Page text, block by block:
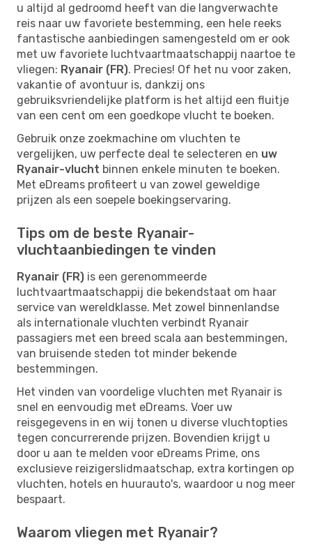
u altijd al gedroomd heeft van die langverwachte
reis naar uw favoriete bestemming, een hele reeks
fantastische aanbiedingen samengesteld om er ook
met uw favoriete luchtvaartmaatschappij naartoe te
vliegen: Ryanair (FR). Precies! Of het nu voor zaken,
vakantie of avontuur is, dankzij ons
gebruiksvriendelijke platform is het altijd een fluitje
van een cent om een goedkope vlucht te boeken.
Gebruik onze zoekmachine om vluchten te
vergelijken, uw perfecte deal te selecteren en uw
Ryanair-vlucht binnen enkele minuten te boeken.
Met eDreams profiteert u van zowel geweldige
prijzen als een soepele boekingservaring.
Tips om de beste Ryanair-
vluchtaanbiedingen te vinden
Ryanair (FR) is een gerenommeerde
luchtvaartmaatschappij die bekendstaat om haar
service van wereldklasse. Met zowel binnenlandse
als internationale vluchten verbindt Ryanair
passagiers met een breed scala aan bestemmingen,
van bruisende steden tot minder bekende
bestemmingen.
Het vinden van voordelige vluchten met Ryanair is
snel en eenvoudig met eDreams. Voer uw
reisgegevens in en wij tonen u diverse vluchtopties
tegen concurrerende prijzen. Bovendien krijgt u
door u aan te melden voor eDreams Prime, ons
exclusieve reizigerslidmaatschap, extra kortingen op
vluchten, hotels en huurauto's, waardoor u nog meer
bespaart.
Waarom vliegen met Ryanair?